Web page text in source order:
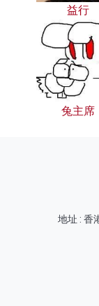
益行
兔主席
地址 : 香